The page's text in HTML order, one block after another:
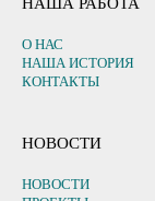
О НАС
НАША ИСТОРИЯ
КОНТАКТЫ
НОВОСТИ
НОВОСТИ